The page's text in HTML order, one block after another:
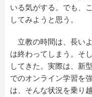
いる気がする。でも、
してみようと思う。
立教の時間は、長い
は終わってしまう。そ
してきた。実際は、新
でのオンライン学習を
は、そんな状況を乗り